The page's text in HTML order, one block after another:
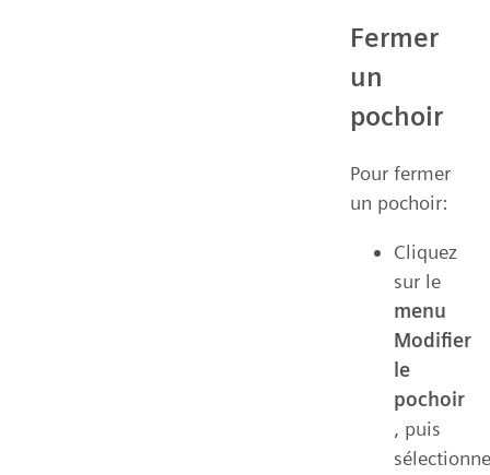
Fermer
un
pochoir
Pour fermer
un pochoir:
Cliquez
sur le
menu
Modifier
le
pochoir
, puis